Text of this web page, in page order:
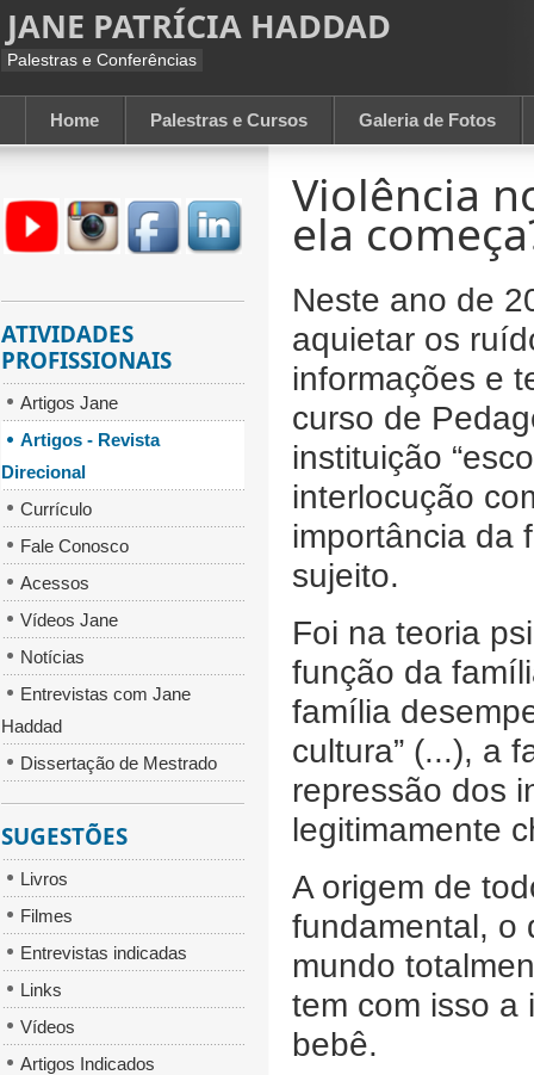
JANE PATRÍCIA HADDAD
Palestras e Conferências
Home Palestras e Cursos Galeria de Fotos
Violência
ela
Neste ano de
aquietar os
informações e
curso de
instituição
interlocução
importância da
sujeito.
Foi na teoria
função da
família
cultura” (...), a
repressão dos
legitimamente
A origem de
fundamental, o
mundo
tem com isso a
bebê.
ATIVIDADES
PROFISSIONAIS
Artigos Jane
Artigos - Revista
Direcional
Currículo
Fale Conosco
Acessos
Vídeos Jane
Notícias
Entrevistas com Jane
Haddad
Dissertação de Mestrado
SUGESTÕES
Livros
Filmes
Entrevistas indicadas
Links
Vídeos
Artigos Indicados